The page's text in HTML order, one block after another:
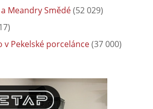
Meandry Smědé(52 029)
v Pekelské porcelánce(37 000)